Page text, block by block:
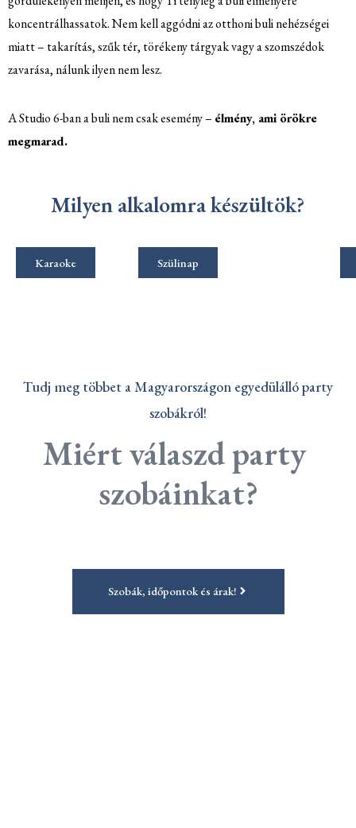
koncentrálhassatok. Nem kell aggódni az otthoni buli nehézségei
miatt – takarítás, szűk tér, törékeny tárgyak vagy a szomszédok
zavarása, nálunk ilyen nem lesz.
A Studio 6-ban a buli nem csak esemény – élmény, ami örökre
megmarad.
Milyen alkalomra készültök?
Karaoke Szülinap
Tudj meg többet a Magyarországon egyedülálló party
szobákról!
Miért válaszd party
szobáinkat?
Szobák, időpontok és árak!